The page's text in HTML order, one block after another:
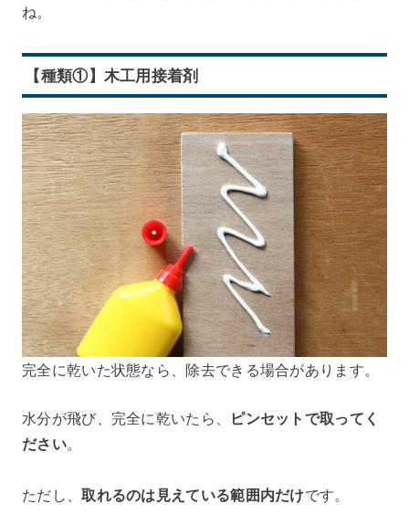
ね。
【種類①】木工用接着剤
完全に乾いた状態なら、除去できる場合があります。
水分が飛び、完全に乾いたら、
ピンセットで取ってく
ださい。
ただし、取れるのは見えている範囲内だけです。